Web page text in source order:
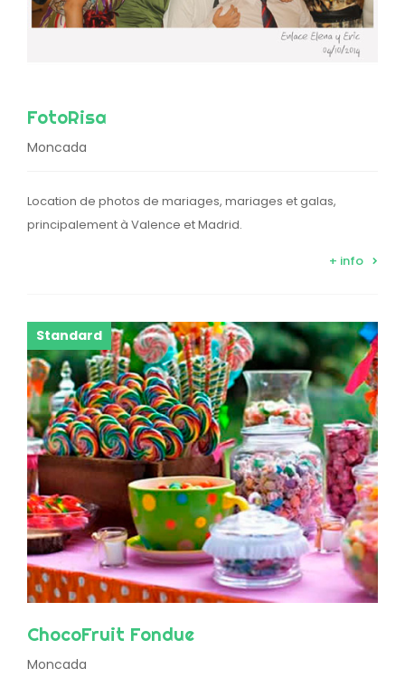
FotoRisa
Moncada
Location de photos de mariages, mariages et galas,
principalement à Valence et Madrid.
+ info
Standard
ChocoFruit Fondue
Moncada